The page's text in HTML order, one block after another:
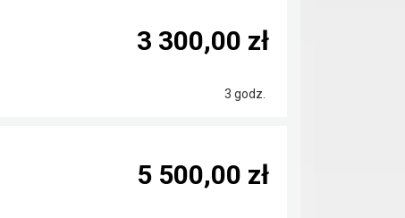
3 godz.
3 300,00 zł
5 500,00 zł